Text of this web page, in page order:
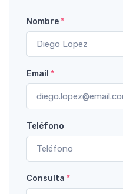
Nombre*
Email *
Teléfono
Consulta *